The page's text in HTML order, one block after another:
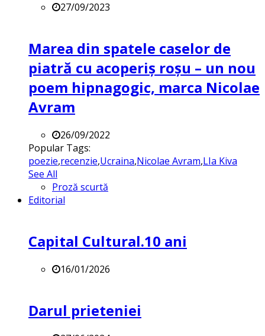
27/09/2023
Marea din spatele caselor de
piatră cu acoperiș roșu – un nou
poem hipnagogic, marca Nicolae
Avram
26/09/2022
Popular Tags:
poezie,recenzie,Ucraina,Nicolae Avram,LIa Kiva
See All
Proză scurtă
Editorial
Capital Cultural.10 ani
16/01/2026
Darul prieteniei